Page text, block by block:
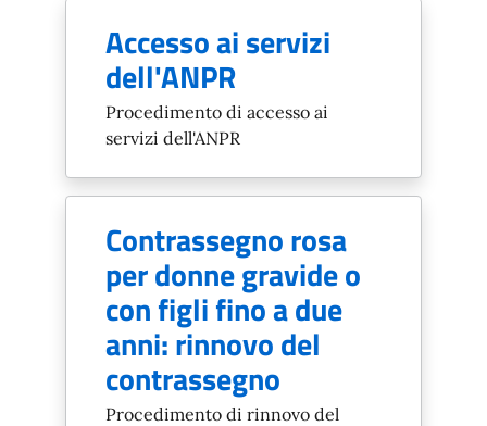
Accesso ai servizi
dell'ANPR
Procedimento di accesso ai
servizi dell'ANPR
Contrassegno rosa
per donne gravide o
con figli fino a due
anni: rinnovo del
contrassegno
Procedimento di rinnovo del